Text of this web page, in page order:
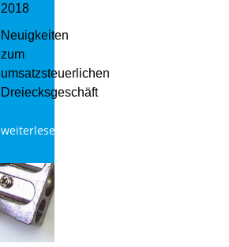
2018
Neuigkeiten
zum
umsatzsteuerlichen
Dreiecksgeschäft
weiterlesen